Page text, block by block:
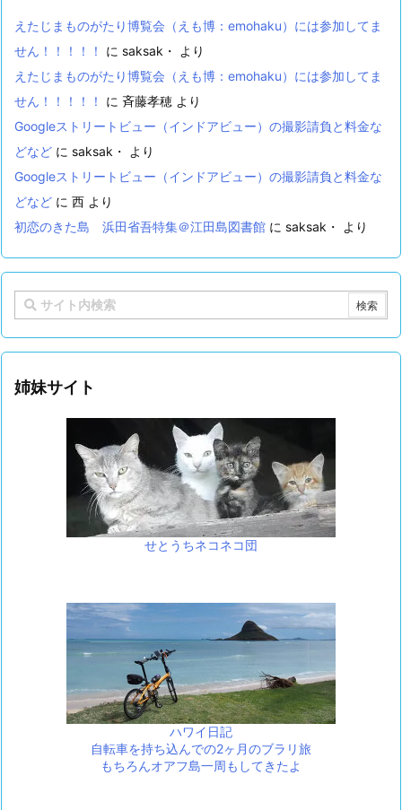
えたじまものがたり博覧会（えも博：emohaku）には参加してま
せん！！！！！
に saksak・
より
えたじまものがたり博覧会（えも博：emohaku）には参加してま
せん！！！！！
に 斉藤孝穂 より
Googleストリートビュー（インドアビュー）の撮影請負と料金な
どなど に saksak・
より
Googleストリートビュー（インドアビュー）の撮影請負と料金な
どなど に 西 より
初恋のきた島 浜田省吾特集＠江田島図書館 に saksak・ より
姉妹サイト
せとうちネコネコ団
ハワイ日記
自転車を持ち込んでの2ヶ月のブラリ旅
もちろんオアフ島一周もしてきたよ